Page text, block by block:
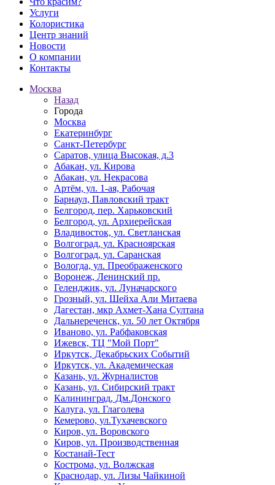
Услуги
Колористика
Центр знаний
Новости
О компании
Контакты
Москва
Назад
Города
Москва
Екатеринбург
Санкт-Петербург
Саратов, улица Высокая, д.3
Абакан, ул. Кирова
Абакан, ул. Некрасова
Артём, ул. 1-ая, Рабочая
Барнаул, Павловский тракт
Белгород, пер. Харьковский
Белгород, ул. Архиерейская
Владивосток, ул. Светланская
Волгоград, ул. Красноярская
Волгоград, ул. Саранская
Вологда, ул. Преображенского
Воронеж, Ленинский пр.
Геленджик, ул. Луначарского
Грозный, ул. Шейха Али Митаева
Дагестан, мкр Ахмет-Хана Султана
Дальнереченск, ул. 50 лет Октября
Иваново, ул. Рабфаковская
Ижевск, ТЦ "Мой Порт"
Иркутск, Декабрьских Событий
Иркутск, ул. Академическая
Казань, ул. Журналистов
Казань, ул. Сибирский тракт
Калининград, Дм.Донского
Калуга, ул. Глаголева
Кемерово, ул.Тухачевского
Киров, ул. Воровского
Киров, ул. Производственная
Костанай-Тест
Кострома, ул. Волжская
Краснодар, ул. Лизы Чайкиной